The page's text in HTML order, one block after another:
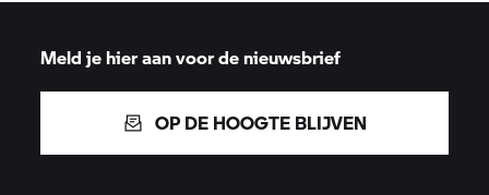
Meld je hier aan voor de nieuwsbrief
OP DE HOOGTE BLIJVEN